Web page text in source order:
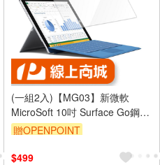
(一組2入)【MG03】新微軟
MicroSoft 10吋 Surface Go鋼化
玻璃螢幕保護貼
贈OPENPOINT
$499